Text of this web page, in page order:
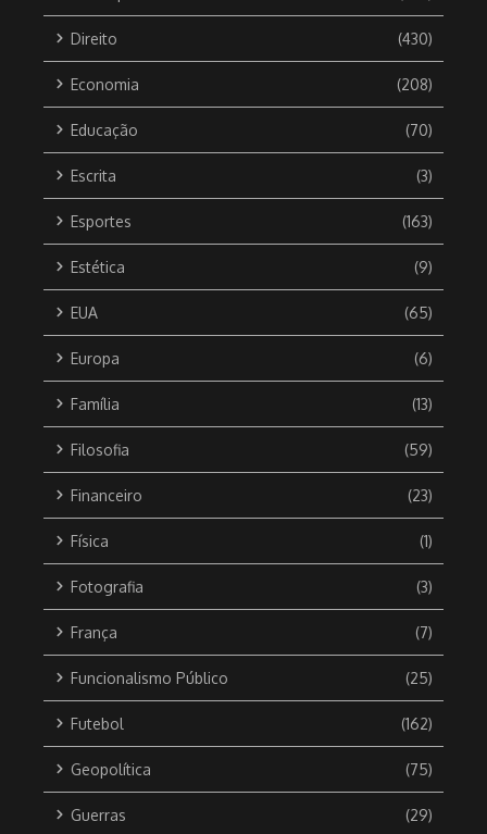
Direito (430)
Economia (208)
Educação (70)
Escrita (3)
Esportes (163)
Estética (9)
EUA (65)
Europa (6)
Família (13)
Filosofia (59)
Financeiro (23)
Física (1)
Fotografia (3)
França (7)
Funcionalismo Público (25)
Futebol (162)
Geopolítica (75)
Guerras (29)